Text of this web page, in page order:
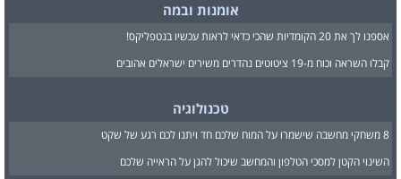
אומנות ובמה
אספנו לך את 20 הקומדיות שהכי כדאי לראות עכשיו בנטפליקס!
קבלו השראה וכוח מ-19 ציטוטים נהדרים משירים ישראלים אהובים
טכנולוגיה
8 משחקי מחשבה שישמרו על המוח שלכם חד ויתנו לכם רגע של שקט
השינוי הקטן למסכי הטלפון והמחשב שיכול להגן על הראייה שלכם